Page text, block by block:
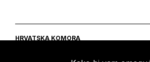
HRVATSKA KOMORA